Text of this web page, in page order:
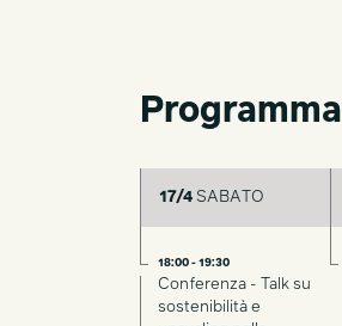
Programma
17/4 SABATO
18:00 - 19:30
Conferenza - Talk su
sostenibilità e